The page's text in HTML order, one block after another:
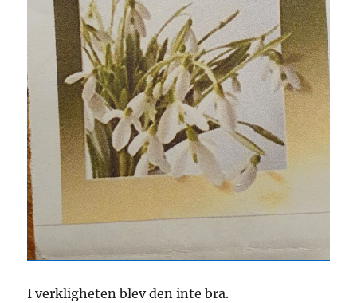
I verkligheten blev den inte bra.